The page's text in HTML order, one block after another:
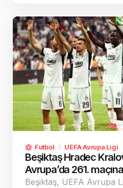
Futbol UEFA Avrupa Ligi
Beşiktaş Hradec
Avrupa’da 261.
Beşiktaş, UEFA Avrupa